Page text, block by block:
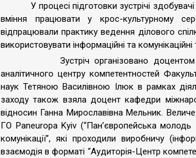
У процесі підготовки зустрічі здобувачі
вміння працювати у крос-культурному
відпрацювали практику ведення ділового
використовувати інформаційні та комунікаційні
Зустріч організовано доцентом
аналітичного центру компетентностей
наук Тетяною Василівною Ілюк в рамках
заходу також взяла доцент кафедри
відносин Ганна Мирославівна Мельник.
ГО Paneuropa Kyiv (“Пан’європейська
комунікації”, які проходили виробничу
взаємодія в форматі “Аудиторія-Центр